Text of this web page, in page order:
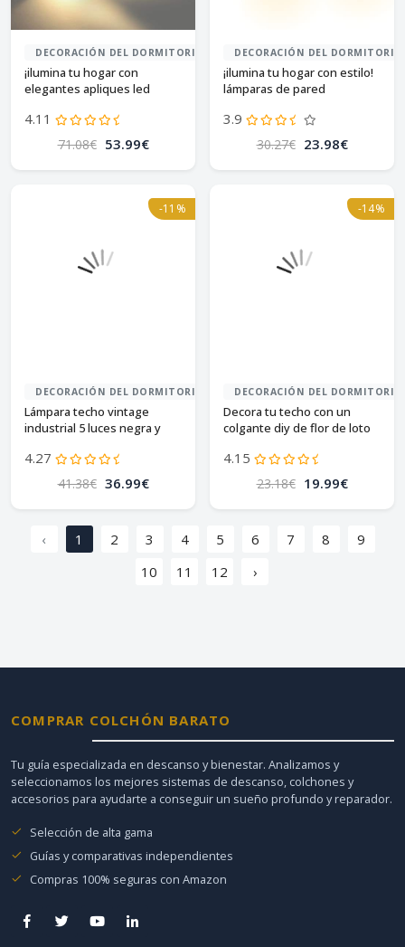
DECORACIÓN DEL DORMITORIO
¡ilumina tu hogar con
elegantes apliques led
4.11
71.08€ 53.99€
DECORACIÓN DEL DORMITORIO
¡ilumina tu hogar con estilo!
lámparas de pared
metal.
3.9
30.27€ 23.98€
-11%
DECORACIÓN DEL DORMITORIO
Lámpara techo vintage
industrial 5 luces negra y
4.27
41.38€ 36.99€
-14%
DECORACIÓN DEL DORMITORIO
Decora tu techo con un
colgante diy de flor de loto
4.15
23.18€ 19.99€
‹ 1 2 3 4 5 6 7 8
9
10
11 12 ›
COMPRAR COLCHÓN BARATO
Tu guía especializada en descanso y bienestar. Analizamos y
seleccionamos los mejores sistemas de descanso, colchones y
accesorios para ayudarte a conseguir un sueño profundo y reparador.
Selección de alta gama
Guías y comparativas independientes
Compras 100% seguras con Amazon